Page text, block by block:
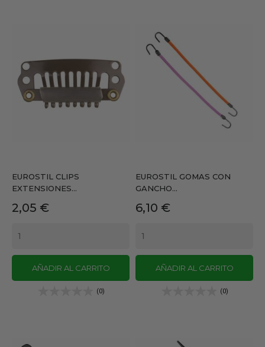
EUROSTIL CLIPS
EXTENSIONES...
Precio
2,05 €
AÑADIR AL CARRITO
(0)
EUROSTIL GOMAS CON
GANCHO...
Precio
6,10 €
AÑADIR AL CARRITO
(0)